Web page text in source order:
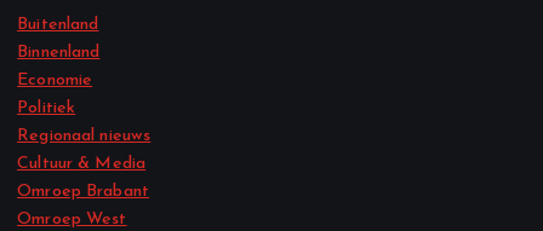
Buitenland
Binnenland
Economie
Politiek
Regionaal nieuws
Cultuur & Media
Omroep Brabant
Omroep West